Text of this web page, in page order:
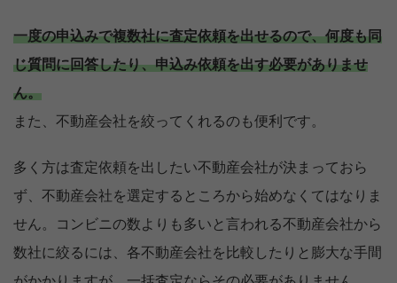
一度の申込みで複数社に査定依頼を出せるので、何度も同
じ質問に回答したり、申込み依頼を出す必要がありませ
ん。
また、不動産会社を絞ってくれるのも便利です。
多く方は査定依頼を出したい不動産会社が決まっておら
ず、不動産会社を選定するところから始めなくてはなりま
せん。コンビニの数よりも多いと言われる不動産会社から
数社に絞るには、各不動産会社を比較したりと膨大な手間